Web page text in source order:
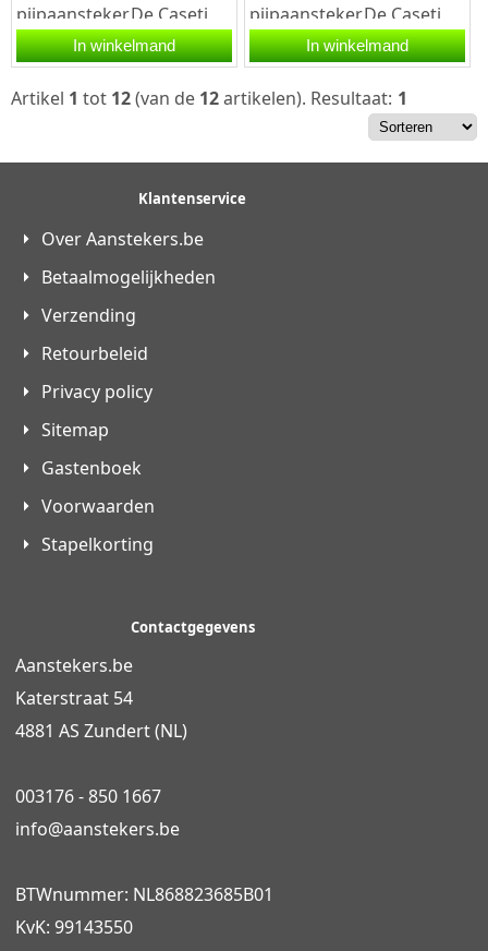
pijpaansteker.De Caseti
chroom zwart
pijpaansteker is chroom
afgewerkt...
In winkelmand
pijpaansteker.De Caseti
zwart goud pijpaansteker
is zwart afgewerkt met
een...
In winkelmand
Artikel 1 tot 12(van de 12artikelen). Resultaat: 1
Klantenservice
Over Aanstekers.be
Betaalmogelijkheden
Verzending
Retourbeleid
Privacy policy
Sitemap
Gastenboek
Voorwaarden
Stapelkorting
Contactgegevens
Aanstekers.be
Katerstraat 54
4881 AS Zundert (NL)
003176 - 850 1667
info@aanstekers.be
BTWnummer: NL868823685B01
KvK: 99143550